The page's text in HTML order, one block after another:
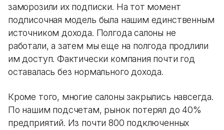
заморозили их подписки. На тот момент
подписочная модель была нашим единственным
источником дохода. Полгода салоны не
работали, а затем мы еще на полгода продлили
им доступ. Фактически компания почти год
оставалась без нормального дохода.
Кроме того, многие салоны закрылись навсегда.
По нашим подсчетам, рынок потерял до 40%
предприятий. Из почти 800 подключенных